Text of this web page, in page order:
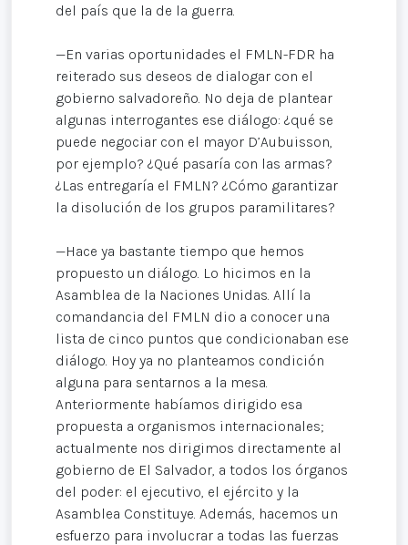
del país que la de la guerra.
—En varias oportunidades el FMLN-FDR ha
reiterado sus deseos de dialogar con el
gobierno salvadoreño. No deja de plantear
algunas interrogantes ese diálogo: ¿qué se
puede negociar con el mayor D’Aubuisson,
por ejemplo? ¿Qué pasaría con las armas?
¿Las entregaría el FMLN? ¿Cómo garantizar
la disolución de los grupos paramilitares?
—Hace ya bastante tiempo que hemos
propuesto un diálogo. Lo hicimos en la
Asamblea de la Naciones Unidas. Allí la
comandancia del FMLN dio a conocer una
lista de cinco puntos que condicionaban ese
diálogo. Hoy ya no planteamos condición
alguna para sentarnos a la mesa.
Anteriormente habíamos dirigido esa
propuesta a organismos internacionales;
actualmente nos dirigimos directamente al
gobierno de El Salvador, a todos los órganos
del poder: el ejecutivo, el ejército y la
Asamblea Constituye. Además, hacemos un
esfuerzo para involucrar a todas las fuerzas